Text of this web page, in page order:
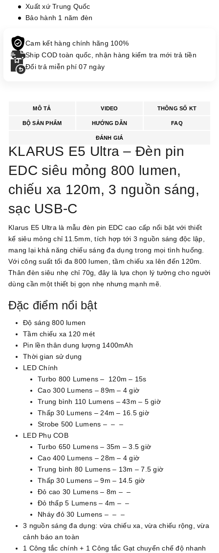
Xuất xứ Trung Quốc
Bảo hành 1 năm đèn
Cam kết hàng chính hãng 100%
Ship COD toàn quốc, nhận hàng kiểm tra mới trả tiền
Đổi trả miễn phí 07 ngày
MÔ TẢ VIDEO THÔNG SỐ KT
BỘ SẢN PHẨM HƯỚNG DẪN FAQ
ĐÁNH GIÁ
KLARUS E5 Ultra – Đèn pin
EDC siêu mỏng 800 lumen,
chiếu xa 120m, 3 nguồn sáng,
sạc USB-C
Klarus E5 Ultra là mẫu đèn pin EDC cao cấp nổi bật với thiết
kế siêu mỏng chỉ 11.5mm, tích hợp tới 3 nguồn sáng độc lập,
mang lại khả năng chiếu sáng đa dụng trong mọi tình huống.
Với công suất tối đa 800 lumen, tầm chiếu xa lên đến 120m.
Thân đèn siêu nhẹ chỉ 70g, đây là lựa chọn lý tưởng cho người
dùng cần một thiết bị gọn nhẹ nhưng mạnh mẽ.
Đặc điểm nổi bật
Độ sáng 800 lumen
Tầm chiếu xa 120 mét
Pin lền thân dung lượng 1400mAh
Thời gian sử dụng
LED Chính
Turbo 800 Lumens – 120m – 15s
Cao 300 Lumens – 89m – 4 giờ
Trung bình 110 Lumens – 43m – 5 giờ
Thấp 30 Lumens – 24m – 16.5 giờ
Strobe 500 Lumens – – –
LED Phụ COB
Turbo 650 Lumens – 35m – 3.5 giờ
Cao 400 Lumens – 28m – 4 giờ
Trung bình 80 Lumens – 13m – 7.5 giờ
Thấp 30 Lumens – 9m – 14.5 giờ
Đỏ cao 30 Lumens – 8m – –
Đỏ thấp 5 Lumens – 4m – –
Nháy đỏ 30 Lumens – – –
3 nguồn sáng đa dụng: vừa chiếu xa, vừa chiếu rộng, vừa
cảnh báo an toàn
1 Công tắc chính + 1 Công tắc Gạt chuyển chế độ nhanh